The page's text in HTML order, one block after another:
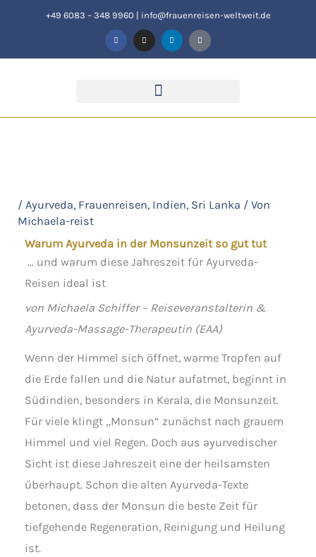
+49 6083 – 348 9960 | info@frauenreisen-weltweit.de
F
a
c
e
b
I
n
s
t
a
L
i
n
k
e
T
i
k
t
o
/Ayurveda, Frauenreisen, Indien, Sri Lanka / Von
Michaela-reist
Warum Ayurveda in der Monsunzeit so gut tut
… und warum diese Jahreszeit für Ayurveda-
Reisen ideal ist
von Michaela Schiffer – Reiseveranstalterin &
Ayurveda-Massage-Therapeutin (EAA)
Wenn der Himmel sich öffnet, warme Tropfen auf
die Erde fallen und die Natur aufatmet, beginnt in
Südindien, besonders in Kerala, die Monsunzeit.
Für viele klingt „Monsun“ zunächst nach grauem
Himmel und viel Regen. Doch aus ayurvedischer
Sicht ist diese Jahreszeit eine der heilsamsten
überhaupt. Schon die alten Ayurveda-Texte
betonen, dass der Monsun die beste Zeit für
tiefgehende Regeneration, Reinigung und Heilung
ist.